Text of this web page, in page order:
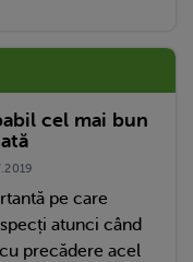
cel mai bun
pe care
atunci când
precădere acel